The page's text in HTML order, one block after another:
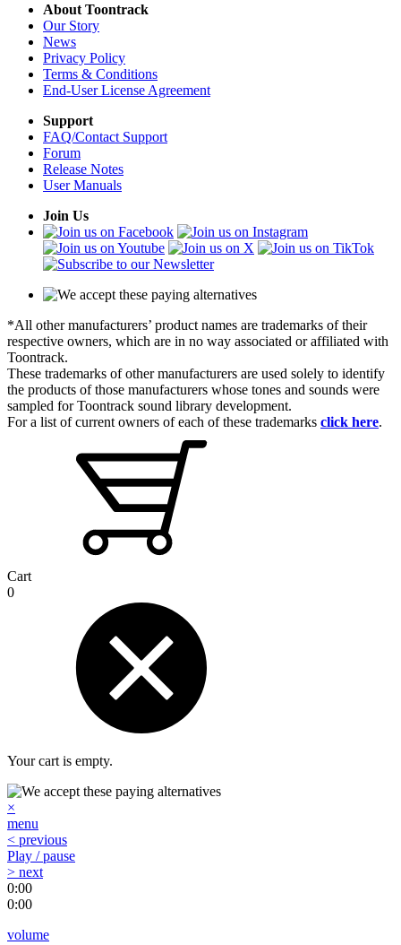
About Toontrack
Our Story
News
Privacy Policy
Terms & Conditions
End-User License Agreement
Support
FAQ/Contact Support
Forum
Release Notes
User Manuals
Join Us
*All other manufacturers’ product names are trademarks of their
respective owners, which are in no way associated or affiliated with
Toontrack.
These trademarks of other manufacturers are used solely to identify
the products of those manufacturers whose tones and sounds were
sampled for Toontrack sound library development.
For a list of current owners of each of these trademarks click here.
Cart
0
Your cart is empty.
×
menu
< previous
Play / pause
> next
0:00
0:00
volume